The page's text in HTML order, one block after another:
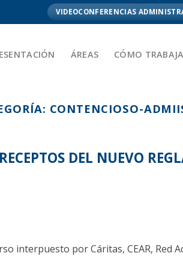
VIDEOCONFERENCIAS
ÁREAS CÓMO
CONTENCIOSO-
DEL NUEVO
interpuesto por Cáritas, CEAR, Red